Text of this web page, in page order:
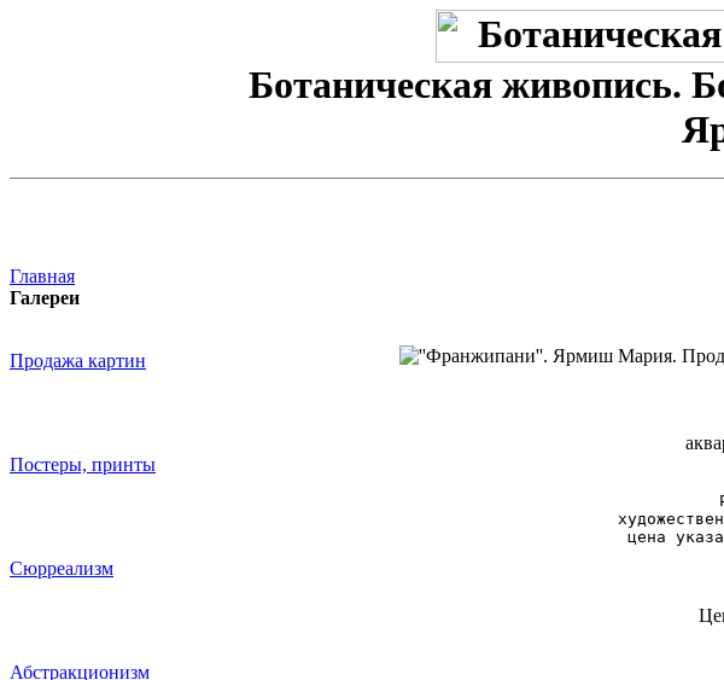
Ботаническая живопись.
Главная
Галереи
Продажа картин
Постеры, принты
Сюрреализм
Абстракционизм
цена